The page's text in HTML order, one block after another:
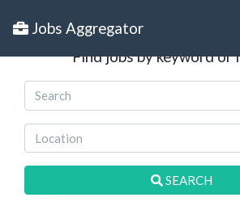
Jobs AggregatorSearch
Find jobs by keyword or
SEARCH